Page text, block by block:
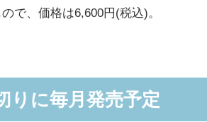
で、価格は6,600円(税込)。
りに毎月発売予定